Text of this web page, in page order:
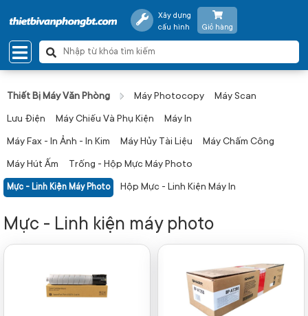
Xây dựng
cấu hình
Giỏ hàng
Thiết Bị Máy Văn Phòng Máy Photocopy Máy Scan
Lưu Điện Máy Chiếu Và Phụ Kiện Máy In
Máy Fax - In Ảnh - In Kim Máy Hủy Tài Liệu Máy Chấm Công
Máy Hút Ấm Trống - Hộp Mực Máy Photo
Mực - Linh Kiện Máy Photo Hộp Mực - Linh Kiện Máy In
Mực - Linh kiện máy photo